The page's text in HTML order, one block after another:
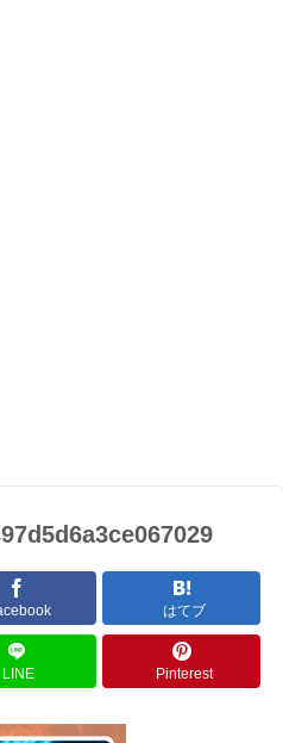
はてブ
LINE Pinterest